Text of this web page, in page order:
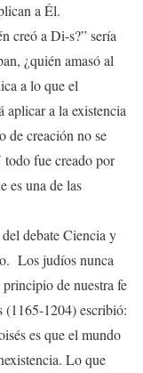
a Él.
creó a Di-s?” sería
¿quién amasó al
a lo que el
aplicar a la existencia
de creación no se
fue creado por
es una de las
debate Ciencia y
Los judíos nunca
de nuestra fe
(1165-1204) escribió:
es que el mundo
Lo que